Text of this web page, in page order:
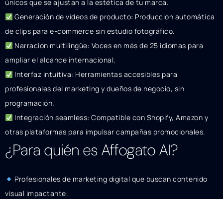
únicos que se ajustan a la estética de tu marca.
Generación de vídeos de producto: Producción automática
de clips para e-commerce sin estudio fotográfico.
Narración multilingüe: Voces en más de 25 idiomas para
ampliar el alcance internacional.
Interfaz intuitiva: Herramientas accesibles para
profesionales del marketing y dueños de negocio, sin
programación.
Integración seamless: Compatible con Shopify, Amazon y
otras plataformas para impulsar campañas promocionales.
¿Para quién es Affogato AI?
Profesionales de marketing digital que buscan contenido
visual impactante.